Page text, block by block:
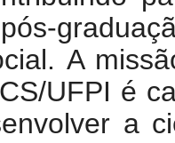
A
UFPI é
a